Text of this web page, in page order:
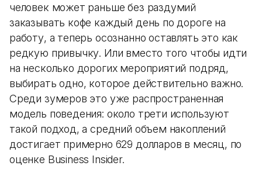
человек может раньше без раздумий
заказывать кофе каждый день по дороге на
работу, а теперь осознанно оставлять это как
редкую привычку. Или вместо того чтобы идти
на несколько дорогих мероприятий подряд,
выбирать одно, которое действительно важно.
Среди зумеров это уже распространенная
модель поведения: около трети используют
такой подход, а средний объем накоплений
достигает примерно 629 долларов в месяц, по
оценке Business Insider.